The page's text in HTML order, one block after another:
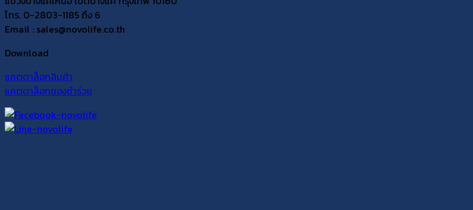
โทร. 0-2803-1185 ถึง 6
Email : sales@novolife.co.th
Download
แคตตาล็อกสินค้า
แคตตาล็อกของชำร่วย